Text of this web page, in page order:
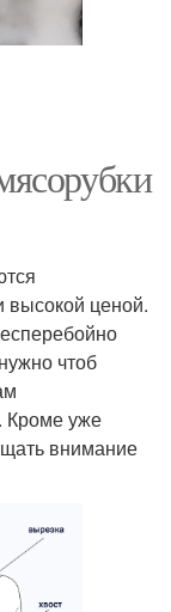
высокой ценой.
чтоб
Кроме уже
внимание